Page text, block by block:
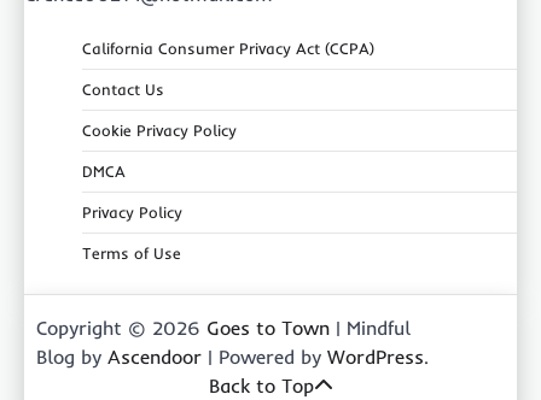
California Consumer Privacy Act (CCPA)
Contact Us
Cookie Privacy Policy
DMCA
Privacy Policy
Terms of Use
Copyright © 2026 Goes to Town | Mindful
Blog by Ascendoor | Powered by WordPress.
Back to Top